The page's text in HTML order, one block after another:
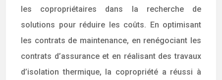
les copropriétaires dans la recherche de
solutions pour réduire les coûts. En optimisant
les contrats de maintenance, en renégociant les
contrats d’assurance et en réalisant des travaux
d’isolation thermique, la copropriété a réussi à